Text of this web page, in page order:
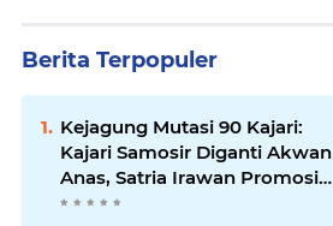
Berita Terpopuler
Kejagung Mutasi 90 Kajari:
Kajari Samosir Diganti Akwan
Anas, Satria Irawan Promosi
Kemana?